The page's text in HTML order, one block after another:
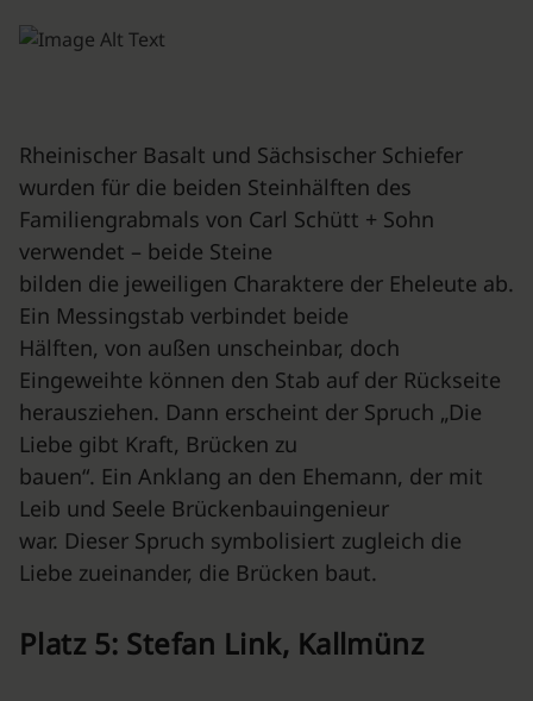
Rheinischer Basalt und Sächsischer Schiefer
wurden für die beiden Steinhälften des
Familiengrabmals von Carl Schütt + Sohn
verwendet – beide Steine
bilden die jeweiligen Charaktere der Eheleute ab.
Ein Messingstab verbindet beide
Hälften, von außen unscheinbar, doch
Eingeweihte können den Stab auf der Rückseite
herausziehen. Dann erscheint der Spruch „Die
Liebe gibt Kraft, Brücken zu
bauen“. Ein Anklang an den Ehemann, der mit
Leib und Seele Brückenbauingenieur
war. Dieser Spruch symbolisiert zugleich die
Liebe zueinander, die Brücken baut.
Platz 5: Stefan Link, Kallmünz